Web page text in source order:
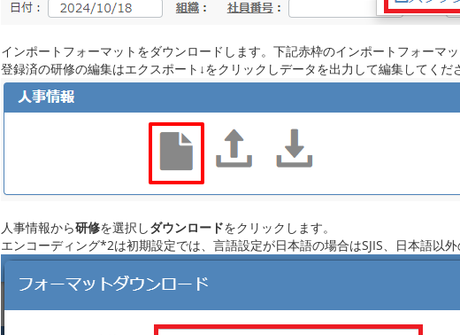
インポートフォーマットをダウンロードします。下記赤枠のインポートフォーマッ
登録済の研修の編集はエクスポート ↓をクリックしデータを出力して編集してくだ
人事情報から研修を選択しダウンロードをクリックします。
エンコーディング*2は初期設定では、言語設定が日本語の場合はSJIS、日本語以外